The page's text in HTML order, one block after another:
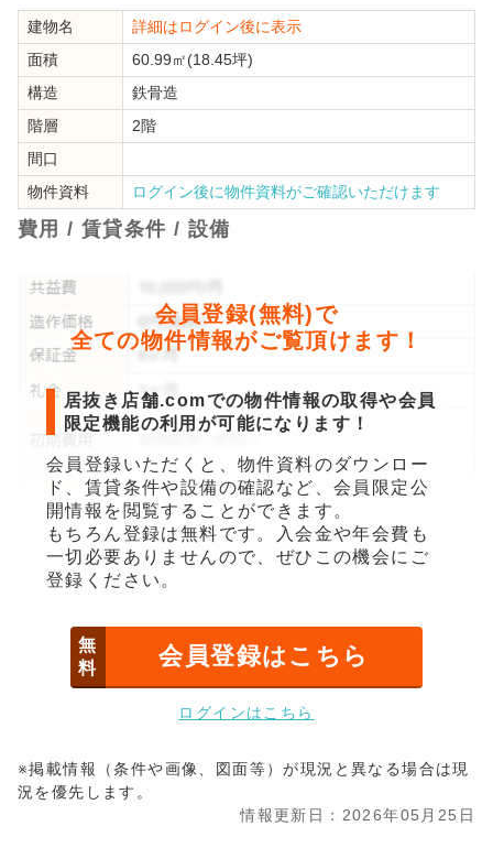
建物名
詳細はログイン後に表示
面積
60.99㎡(18.45坪)
構造
鉄骨造
階層
2階
間口
物件資料
ログイン後に物件資料がご確認いただけます
費用 / 賃貸条件 / 設備
会員登録(無料)で
全ての物件情報がご覧頂けます！
居抜き店舗.comでの物件情報の取得や会員
限定機能の利用が可能になります！
会員登録いただくと、物件資料のダウンロー
ド、賃貸条件や設備の確認など、会員限定公
開情報を閲覧することができます。
もちろん登録は無料です。入会金や年会費も
一切必要ありませんので、ぜひこの機会にご
登録ください。
無
料
会員登録はこちら
ログインはこちら
※掲載情報（条件や画像、図面等）が現況と異なる場合は現
況を優先します。
情報更新日：2026年05月25日